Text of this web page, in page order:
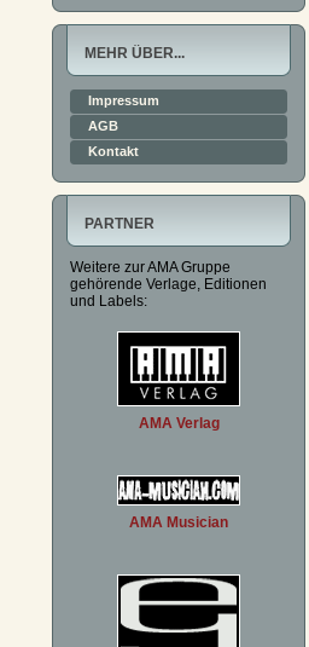
MEHR ÜBER...
Impressum
AGB
Kontakt
PARTNER
Weitere zur AMA Gruppe
gehörende Verlage, Editionen
und Labels:
AMA Verlag
AMA Musician